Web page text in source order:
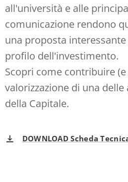
all'università e alle
comunicazione rendono
una proposta
profilo dell'investimento.
Scopri come contribuire
valorizzazione di una
della Capitale.
DOWNLOAD Scheda